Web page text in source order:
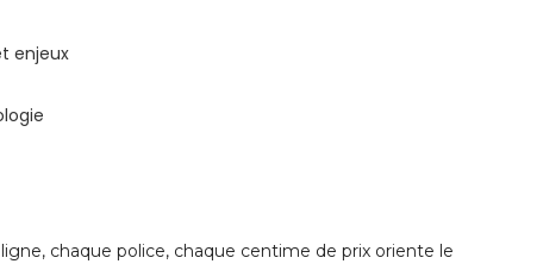
enjeux
chaque police, chaque centime de prix oriente le